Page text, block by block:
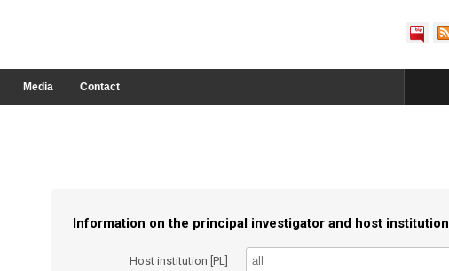
Media Contact
Information on the principal investigator and host institution
Host institution [PL]